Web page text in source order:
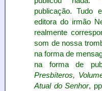
publicação. Tudo
editora do irmão
realmente
som de nossa
na forma de
na forma de
Presbíteros,
Atual do Senhor,